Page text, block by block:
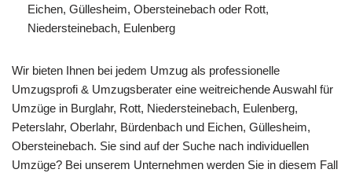
Eichen, Güllesheim, Obersteinebach oder Rott,
Niedersteinebach, Eulenberg
Wir bieten Ihnen bei jedem Umzug als professionelle
Umzugsprofi & Umzugsberater eine weitreichende Auswahl für
Umzüge in Burglahr, Rott, Niedersteinebach, Eulenberg,
Peterslahr, Oberlahr, Bürdenbach und Eichen, Güllesheim,
Obersteinebach. Sie sind auf der Suche nach individuellen
Umzüge? Bei unserem Unternehmen werden Sie in diesem Fall